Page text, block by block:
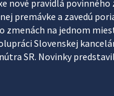
nové pravidlá
premávke a zavedú
zmenách na jednom
Slovenskej
SR. Novinky